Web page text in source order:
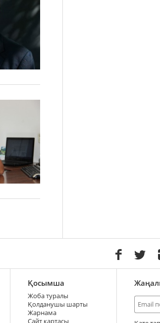
Қосымша
Жоба туралы
Қолданушы шарты
Жарнама
Сайт картасы